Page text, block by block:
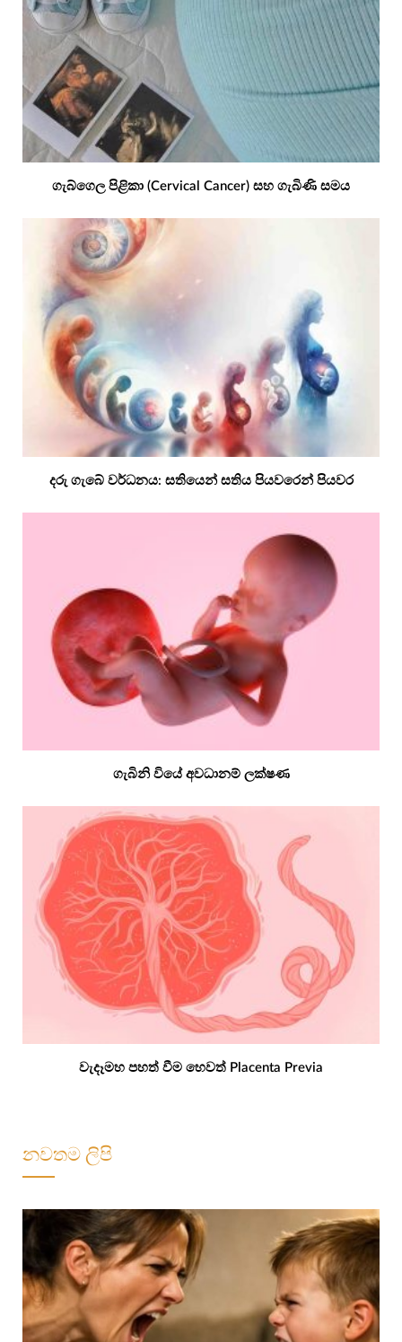
ගැබ්ගෙල පිළිකා (Cervical Cancer) සහ ගැබිණි සමය
දරු ගැබේ වර්ධනය: සතියෙන් සතිය පියවරෙන් පියවර
ගැබිනි වියේ අවධානම් ලක්ෂණ
වැදෑමහ පහත් වීම හෙවත් Placenta Previa
නවතම ලිපි